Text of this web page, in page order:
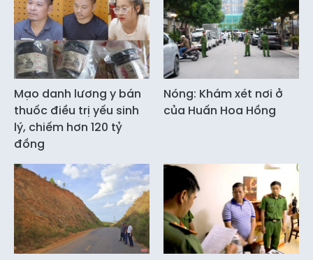
Mạo danh lương y bán
thuốc điều trị yếu sinh
lý, chiếm hơn 120 tỷ
đồng
Nóng: Khám xét nơi ở
của Huấn Hoa Hồng